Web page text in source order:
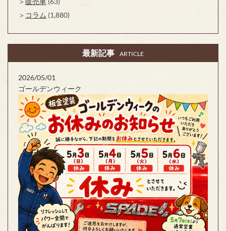
コラム (1,880)
最新記事 ARTICLE
2026/05/01
ゴールデンウィーク